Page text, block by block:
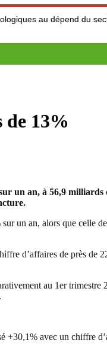
du secteur
de 13%
un an, à 56,9
un an, alors que celle
d’affaires de près
au 1er trimestre
+30,1% avec un chiffre